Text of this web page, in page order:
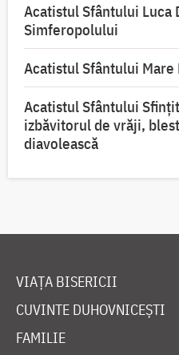
Acatistul Sfântului
Simferopolului
Acatistul Sfântului Mare
Acatistul Sfântului
izbăvitorul de vrăji,
diavolească
VIAȚA BISERICII
CUVINTE DUHOVNICEȘTI
FAMILIE